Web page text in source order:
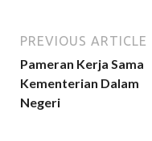
PREVIOUS ARTICLE
Pameran Kerja Sama
Kementerian Dalam
Negeri